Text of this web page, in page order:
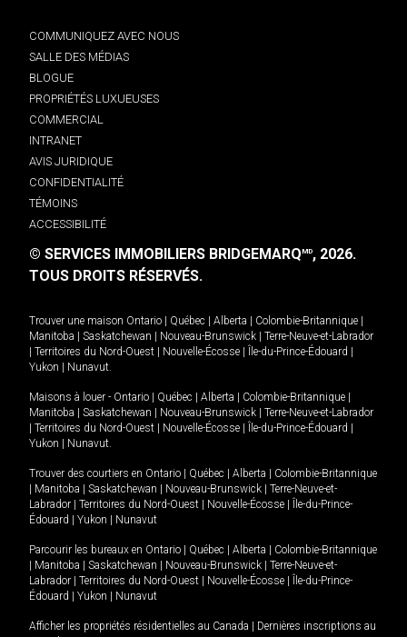
COMMUNIQUEZ AVEC NOUS
SALLE DES MÉDIAS
BLOGUE
PROPRIÉTÉS LUXUEUSES
COMMERCIAL
INTRANET
AVIS JURIDIQUE
CONFIDENTIALITÉ
TÉMOINS
ACCESSIBILITÉ
© SERVICES IMMOBILIERS BRIDGEMARQMD, 2026.
TOUS DROITS RÉSERVÉS.
Trouver une maison Ontario Québec Alberta Colombie-Britannique
Manitoba
Saskatchewan Nouveau-Brunswick
Terre-Neuve-et-Labrador
Territoires du Nord-Ouest Nouvelle-Écosse Île-du-Prince-Édouard
Yukon
Nunavut.
Maisons à louer - Ontario Québec Alberta Colombie-Britannique
Manitoba
Saskatchewan Nouveau-Brunswick
Terre-Neuve-et-Labrador
Territoires du Nord-Ouest Nouvelle-Écosse Île-du-Prince-Édouard
Yukon
Nunavut.
Trouver des courtiers en Ontario Québec Alberta
Colombie-Britannique
Manitoba Saskatchewan Nouveau-Brunswick
Terre-Neuve-et-
Labrador
Territoires du Nord-Ouest Nouvelle-Écosse
Île-du-Prince-
Édouard
Yukon Nunavut
Parcourir les bureaux en Ontario Québec Alberta
Colombie-Britannique
Manitoba Saskatchewan Nouveau-Brunswick
Terre-Neuve-et-
Labrador
Territoires du Nord-Ouest Nouvelle-Écosse
Île-du-Prince-
Édouard
Yukon Nunavut
Afficher les propriétés résidentielles au Canada
Dernières inscriptions au